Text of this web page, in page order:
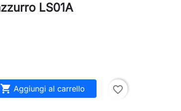
LS01A
 Aggiungi al carrello favorite_border